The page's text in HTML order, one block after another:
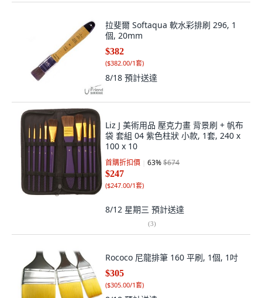
拉斐爾 Softaqua 軟水彩排刷 296, 1
個, 20mm
$382
($382.00/1套)
8/18 預計送達
Liz J 美術用品 壓克力畫 背景刷 + 帆布
袋 套組 04 紫色柱狀 小款, 1套, 240 x
100 x 10
首購折扣價 63%$674
$247
($247.00/1套)
8/12 星期三 預計送達
(3)
Rococo 尼龍排筆 160 平刷, 1個, 1吋
$305
($305.00/1套)